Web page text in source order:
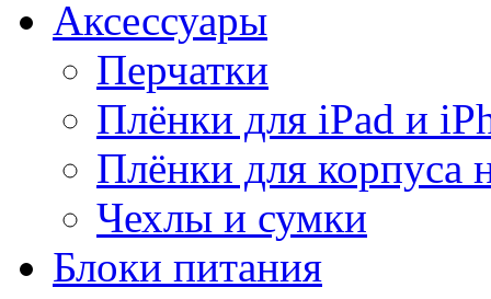
Аксессуары
Перчатки
Плёнки для iPad и
Плёнки для корпуса
Чехлы и сумки
Блоки питания